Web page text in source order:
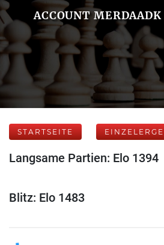
ACCOUNT MERDAADK
STARTSEITE
Langsame Partien: Elo 1394
Blitz: Elo 1483